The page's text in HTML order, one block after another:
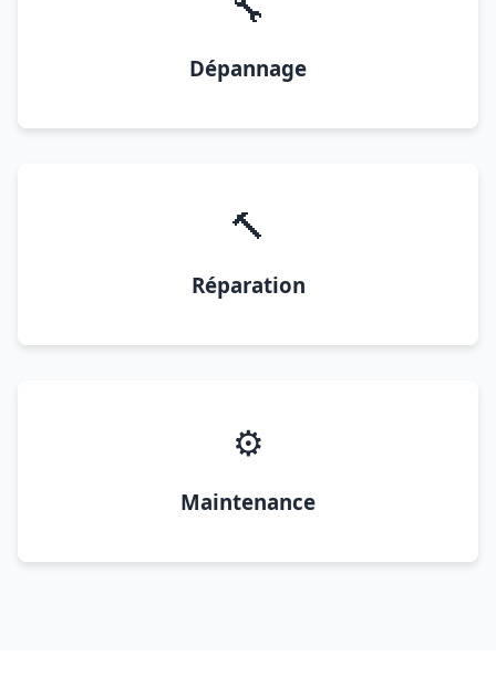
Dépannage
🔨
Réparation
⚙️
Maintenance